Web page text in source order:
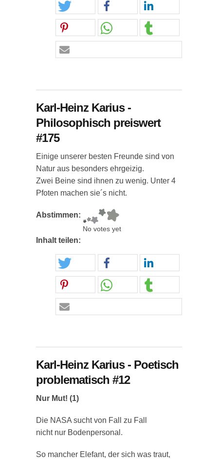
Karl-Heinz Karius -
Philosophisch preiswert
#175
Einige unserer besten Freunde sind von
Natur aus besonders ehrgeizig.
Zwei Beine sind ihnen zu wenig. Unter 4
Pfoten machen sie´s nicht.
Abstimmen:
No votes yet
Inhalt teilen:
Karl-Heinz Karius - Poetisch
problematisch #12
Nur Mut! (1)
Die NASA sucht von Fall zu Fall
nicht nur Bodenpersonal.
So mancher Elefant, der sich was traut,